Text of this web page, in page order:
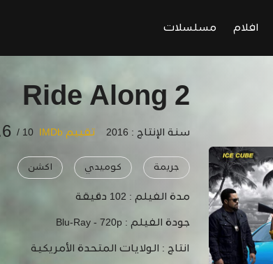
افلام مسلسلات
Ride Along 2
سنة الإنتاج : 2016 تقييم IMDb 10 /
جريمة كوميدي اكشن
مدة الفيلم : 102 دقيقة
جودة الفيلم : Blu-Ray - 720p
انتاج : الولايات المتحدة الأمريكية